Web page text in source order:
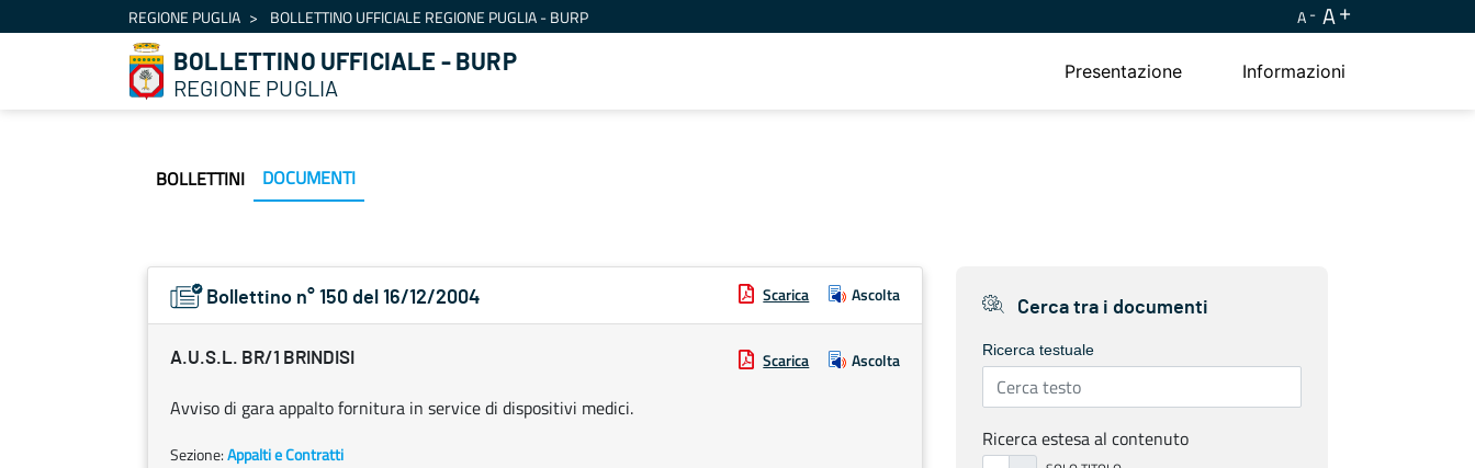
Salta al contenutoREGIONE PUGLIA BOLLETTINO UFFICIALE REGIONE PUGLIA - BURP A A
BOLLETTINO UFFICIALE - BURP
REGIONE PUGLIA
Presentazione Informazioni
BOLLETTINI DOCUMENTI
Bollettino n° 150 del 16/12/2004 Scarica Ascolta
A.U.S.L. BR/1 BRINDISI Scarica Ascolta
Avviso di gara appalto fornitura in service di dispositivi medici.
Sezione:Appalti e Contratti
Cerca tra i documenti
Ricerca testuale
Ricerca estesa al contenuto